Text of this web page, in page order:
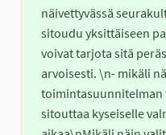
näivettyvässä
sitoudu yksittäiseen
voivat tarjota sitä
arvoisesti. \n- mikäli
toimintasuunnitelman
sitouttaa kyseiselle